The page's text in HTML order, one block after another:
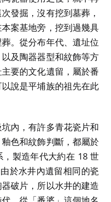
發掘，沒有挖到墓葬，
案基地旁，挖到過幾具
。從分布年代、遺址位
及陶器器型和紋飾等方
要的文化遺留，屬於番
說是平埔族的祖先在此
內，有許多青花瓷片和
色和紋飾判斷，都屬於
製造年代大約在 18 世
於水井內遺留相同的瓷
破片，所以水井的建造